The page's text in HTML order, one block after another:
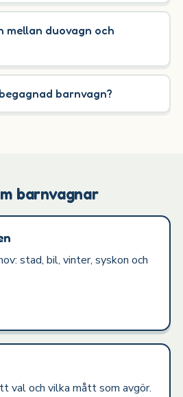
mellan duovagn och
barnvagn?
barnvagnar
stad, bil, vinter, syskon och
val och vilka mått som avgör.